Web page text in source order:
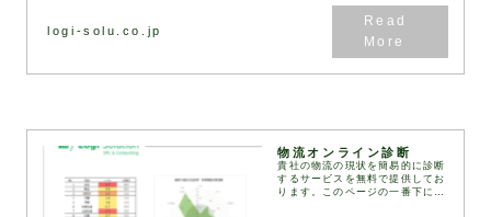
logi-solu.co.jp
物流オンライン診断
貴社の物流の現状を簡易的に診断
するサービスを無料で提供してお
ります。このページの一番下にあ